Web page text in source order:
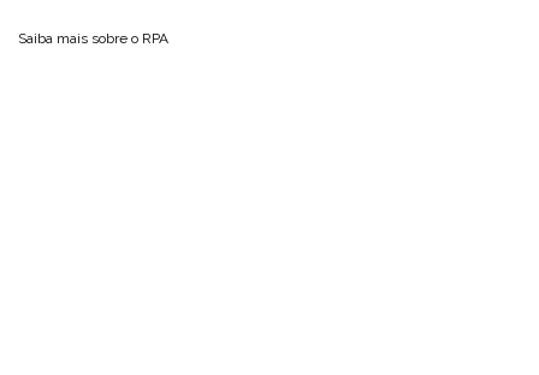
Saiba mais sobre o RPA